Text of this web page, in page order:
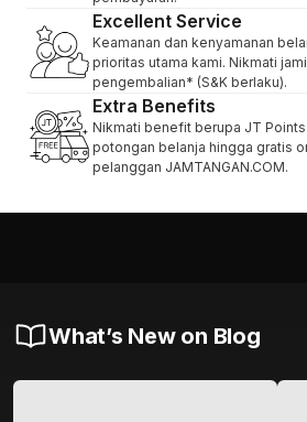
Excellent Service
Keamanan dan kenyamanan
prioritas utama kami. Nikmati
pengembalian* (S&K berlaku).
Extra Benefits
Nikmati benefit berupa JT
potongan belanja hingga gratis
pelanggan JAMTANGAN.COM.
What’s New on Blog